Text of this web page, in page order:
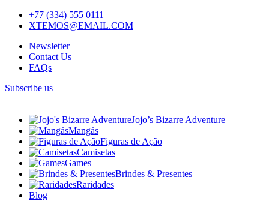
+77 (334) 555 0111
XTEMOS@EMAIL.COM
Newsletter
Contact Us
FAQs
Subscribe us
Jojo’s Bizarre Adventure
Mangás
Figuras de Ação
Camisetas
Games
Brindes & Presentes
Raridades
Blog